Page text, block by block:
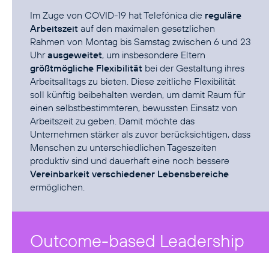
Im Zuge von COVID-19 hat Telefónica die reguläre
Arbeitszeit auf den maximalen gesetzlichen
Rahmen von Montag bis Samstag zwischen 6 und 23
Uhrausgeweitet, um insbesondere Eltern
größtmögliche Flexibilität bei der Gestaltung ihres
Arbeitsalltags zu bieten. Diese zeitliche Flexibilität
soll künftig beibehalten werden, um damit Raum für
einen selbstbestimmteren, bewussten Einsatz von
Arbeitszeit zu geben. Damit möchte das
Unternehmen stärker als zuvor berücksichtigen, dass
Menschen zu unterschiedlichen Tageszeiten
produktiv sind und dauerhaft eine noch bessere
Vereinbarkeit verschiedener Lebensbereiche
ermöglichen.
Outcome-based Leadership